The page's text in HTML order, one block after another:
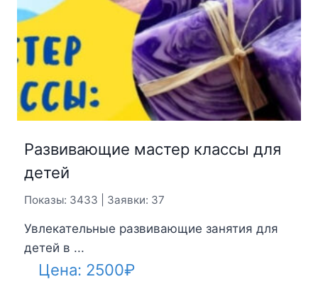
Развивающие мастер классы для
детей
Показы: 3433 | Заявки: 37
Увлекательные развивающие занятия для
детей в ...
Цена: 2500₽